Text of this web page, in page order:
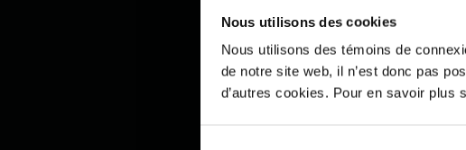
Nous utilisons des cookies
Nous utilisons des témoins de
de notre site web, il n’est donc pas
d’autres cookies. Pour en savoir
Veuillez sélectionner
- Sélectionner -
Votre message